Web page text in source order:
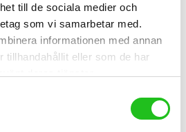
till de sociala medier och
som vi samarbetar med.
informationen med annan
tillhandahållit eller som de har
PRO SHIMANO 105 Di2